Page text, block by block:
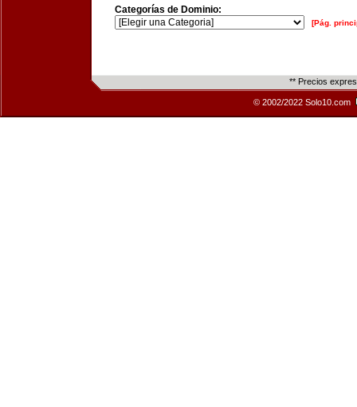
Categorías de Dominio:
[Pág.
** Precios
© 2002/2022 Solo10.com